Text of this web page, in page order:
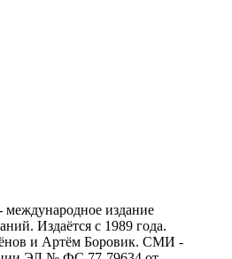
издание
Издаётся с 1989 года.
и Артём Боровик. CМИ -